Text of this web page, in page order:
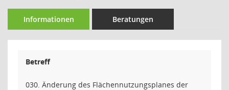
Informationen Beratungen
Betreff
030. Änderung des Flächennutzungsplanes der